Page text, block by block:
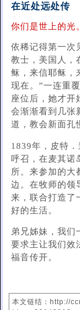
在近处远处传
你们是世上的光
依稀记得第一次
教士，美国人，
稣，来信耶稣，
现在。”一连重
座位后，她才开
会渐渐看到几张
道，教会新面孔
1839年，皮特
呼召，在麦其诺
所。来参加的大
边。在牧师的领
来，联合打造了
好的生活。
弟兄姊妹，我们
要求主让我们效
福音传开。
本文链结：http://